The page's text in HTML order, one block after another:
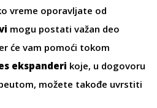
vreme oporavljate od
mogu postati važan deo
će vam pomoći tokom
ekspanderi koje, u dogovoru
možete takođe uvrstiti